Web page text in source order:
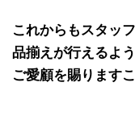
これからもスタッ
品揃えが行えるよ
ご愛顧を賜ります